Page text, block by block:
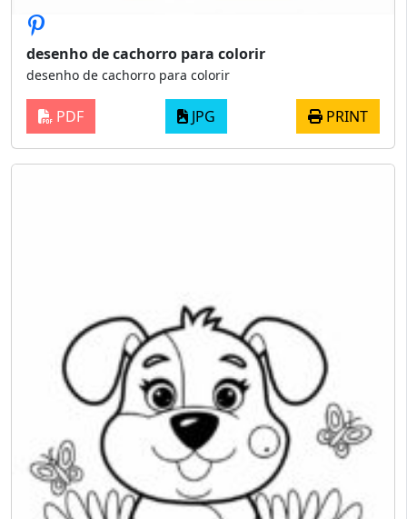
desenho de cachorro para colorir
desenho de cachorro para colorir
PDF JPG PRINT